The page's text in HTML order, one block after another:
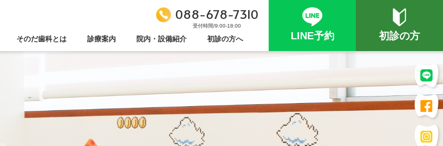
そのだ歯科とは 診療案内 院内・設備紹介 初診の方へ
088-678-7310
受付時間/9:00-18:00
初診の方
LINE予約